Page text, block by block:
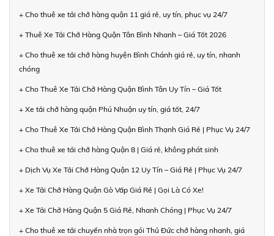
+ Cho thuê xe tải chở hàng quận 11 giá rẻ, uy tín, phục vụ 24/7
+ Thuê Xe Tải Chở Hàng Quận Tân Bình Nhanh – Giá Tốt 2026
+ Cho thuê xe tải chở hàng huyện Bình Chánh giá rẻ, uy tín, nhanh
chóng
+ Cho Thuê Xe Tải Chở Hàng Quận Bình Tân Uy Tín – Giá Tốt
+ Xe tải chở hàng quận Phú Nhuận uy tín, giá tốt, 24/7
+ Cho Thuê Xe Tải Chở Hàng Quận Bình Thạnh Giá Rẻ | Phục Vụ 24/7
+ Cho thuê xe tải chở hàng Quận 8 | Giá rẻ, không phát sinh
+ Dịch Vụ Xe Tải Chở Hàng Quận 12 Uy Tín – Giá Rẻ | Phục Vụ 24/7
+ Xe Tải Chở Hàng Quận Gò Vấp Giá Rẻ | Gọi Là Có Xe!
+ Xe Tải Chở Hàng Quận 5 Giá Rẻ, Nhanh Chóng | Phục Vụ 24/7
+ Cho thuê xe tải chuyển nhà trọn gói Thủ Đức chở hàng nhanh, giá